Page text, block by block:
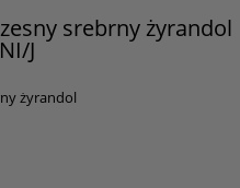
srebrny żyrandol
J
żyrandol